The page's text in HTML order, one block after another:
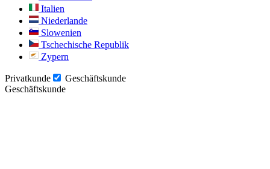
Italien
Niederlande
Slowenien
Tschechische Republik
Zypern
Privatkunde
Geschäftskunde
Geschäftskunde